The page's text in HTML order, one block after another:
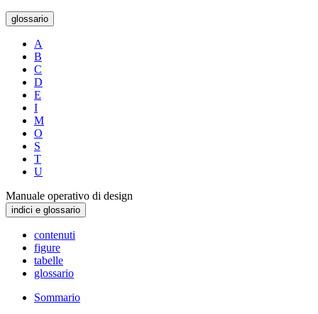
glossario
A
B
C
D
E
I
M
O
S
T
U
Manuale operativo di design
indici e glossario
contenuti
figure
tabelle
glossario
Sommario